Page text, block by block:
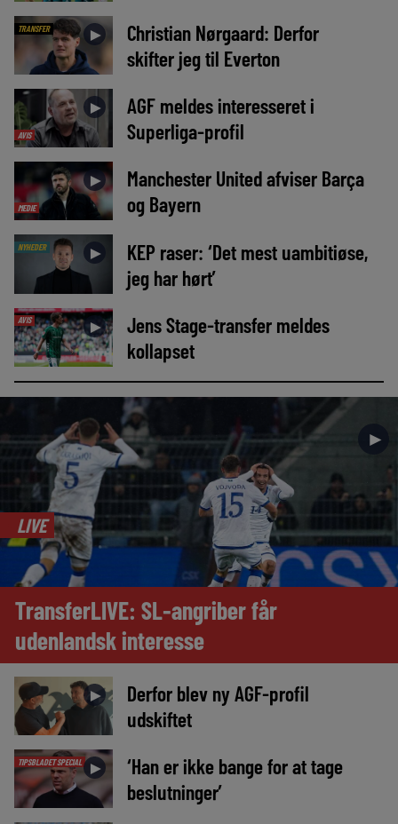
TRANSFER ►
Christian Nørgaard: Derfor
skifter jeg til Everton
AVIS
►
AGF meldes interesseret i
Superliga-profil
MEDIE
►
Manchester United afviser Barça
og Bayern
NYHEDER ►
KEP raser: ‘Det mest uambitiøse,
jeg har hørt’
AVIS ►
Jens Stage-transfer meldes
kollapset
►
LIVE
TransferLIVE: SL-angriber får
udenlandsk interesse
►
Derfor blev ny AGF-profil
udskiftet
TIPSBLADET SPECIAL ►
‘Han er ikke bange for at tage
beslutninger’